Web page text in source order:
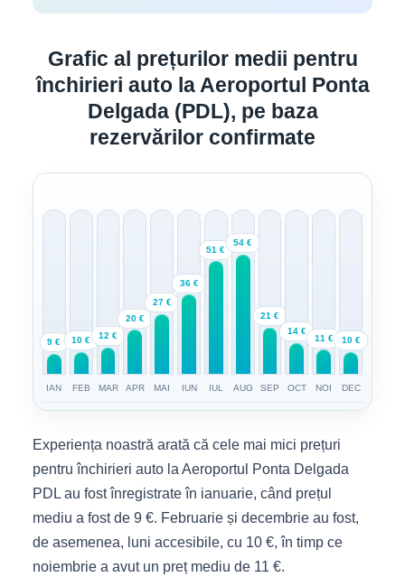
Grafic al prețurilor medii pentru
închirieri auto la Aeroportul Ponta
Delgada (PDL), pe baza
rezervărilor confirmate
9 €
IAN
10 €
FEB
12 €
MAR
20 €
APR
27 €
MAI
36 €
IUN
51 €
IUL
54 €
AUG
21 €
SEP
14 €
OCT
11 €
NOI
10 €
DEC
Experiența noastră arată că cele mai mici prețuri
pentru închirieri auto la Aeroportul Ponta Delgada
PDL au fost înregistrate în ianuarie, când prețul
mediu a fost de 9 €. Februarie și decembrie au fost,
de asemenea, luni accesibile, cu 10 €, în timp ce
noiembrie a avut un preț mediu de 11 €.